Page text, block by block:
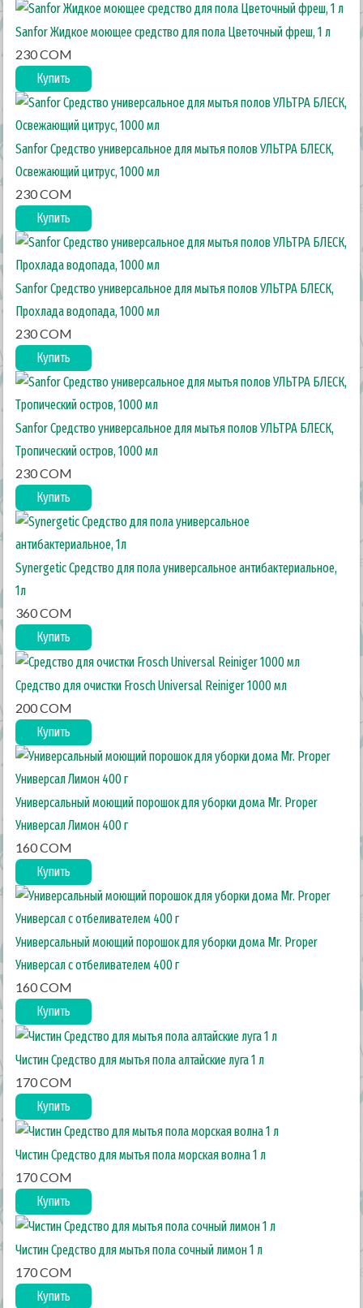
Sanfor Жидкое моющее средство для пола Цветочный фреш, 1 л
230 COM
Купить
Sanfor Средство универсальное для мытья полов УЛЬТРА БЛЕСК,
Освежающий цитрус, 1000 мл
230 COM
Купить
Sanfor Средство универсальное для мытья полов УЛЬТРА БЛЕСК,
Прохлада водопада, 1000 мл
230 COM
Купить
Sanfor Средство универсальное для мытья полов УЛЬТРА БЛЕСК,
Тропический остров, 1000 мл
230 COM
Купить
Synergetic Средство для пола универсальное антибактериальное,
1л
360 COM
Купить
Средство для очистки Frosch Universal Reiniger 1000 мл
200 COM
Купить
Универсальный моющий порошок для уборки дома Mr. Proper
Универсал Лимон 400 г
160 COM
Купить
Универсальный моющий порошок для уборки дома Mr. Proper
Универсал с отбеливателем 400 г
160 COM
Купить
Чистин Средство для мытья пола алтайские луга 1 л
170 COM
Купить
Чистин Средство для мытья пола морская волна 1 л
170 COM
Купить
Чистин Средство для мытья пола сочный лимон 1 л
170 COM
Купить